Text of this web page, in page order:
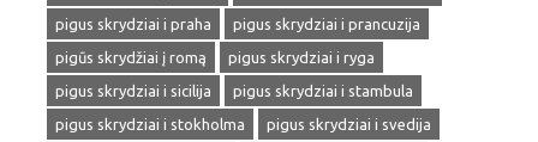
pigus skrydziai i praha
pigus skrydziai i prancuzija
pigūs skrydžiai į romą
pigus skrydziai i ryga
pigus skrydziai i sicilija
pigus skrydziai i stambula
pigus skrydziai i stokholma
pigus skrydziai i svedija